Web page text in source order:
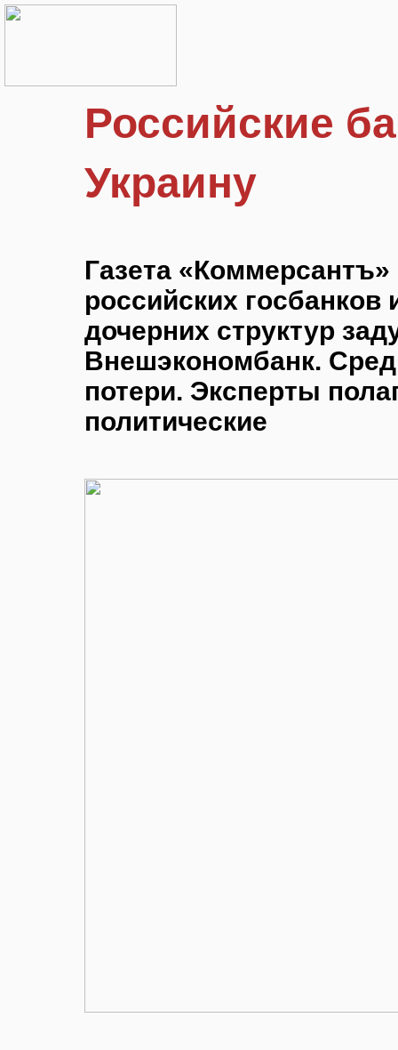
Российские
Украину
Газета
российских
дочерних структур
Внешэкономбанк.
потери. Эксперты
политические